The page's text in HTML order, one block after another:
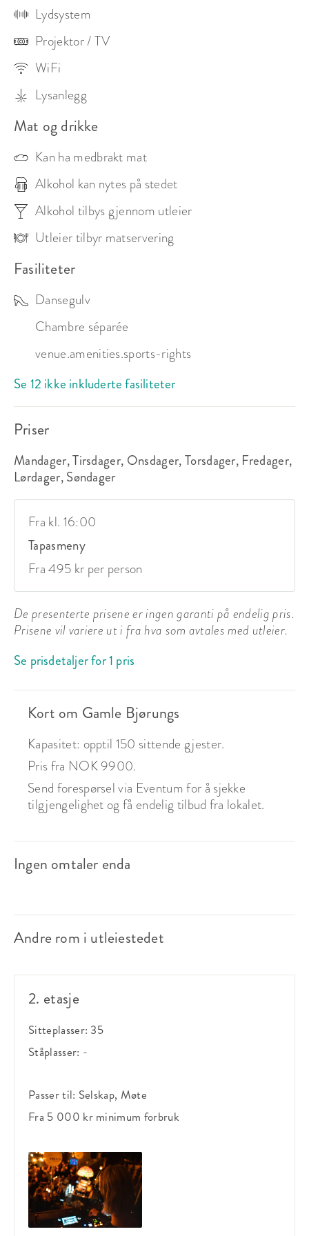
Lydsystem
Projektor / TV
WiFi
Lysanlegg
Mat og drikke
Kan ha medbrakt mat
Alkohol kan nytes på stedet
Alkohol tilbys gjennom utleier
Utleier tilbyr matservering
Fasiliteter
Dansegulv
Chambre séparée
venue.amenities.sports-rights
Se 12 ikke inkluderte fasiliteter
Priser
Mandager, Tirsdager, Onsdager, Torsdager, Fredager,
Lørdager, Søndager
Fra kl. 16:00
Tapasmeny
Fra 495 kr per person
De presenterte prisene er ingen garanti på endelig pris.
Prisene vil variere ut i fra hva som avtales med utleier.
Se prisdetaljer for 1 pris
Kort om Gamle Bjørungs
Kapasitet: opptil 150 sittende gjester.
Pris fra NOK 9900.
Send forespørsel via Eventum for å sjekke
tilgjengelighet og få endelig tilbud fra lokalet.
Ingen omtaler enda
Andre rom i utleiestedet
2. etasje
Sitteplasser: 35
Ståplasser: -
Passer til: Selskap, Møte
Fra 5 000 kr minimum forbruk